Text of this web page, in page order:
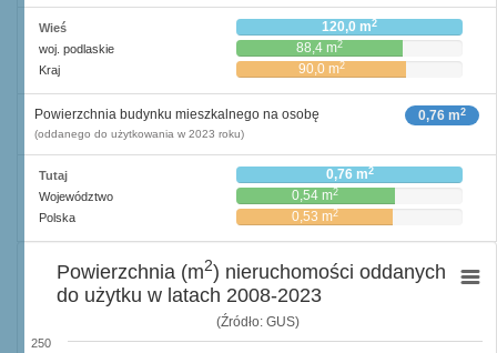
Wieś 120,0 m2
woj. podlaskie 88,4 m2
Kraj 90,0 m2
0,76 m2
Powierzchnia budynku mieszkalnego na osobę
(oddanego do użytkowania w 2023 roku)
Tutaj 0,76 m2
Województwo 0,54 m2
Polska 0,53 m2
(Źródło: GUS)
250
Powierzchnia (m2) nieruchomości oddanych
do użytku w latach 2008-2023